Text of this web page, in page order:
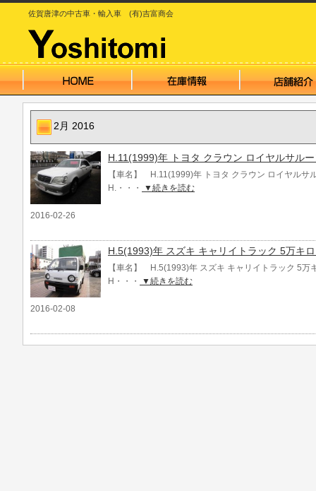
佐賀唐津の中古車・輸入車 (有)吉富商会
2月 2016
H.11(1999)年 トヨタ クラウン ロイヤルサル
【車名】 H.11(1999)年 トヨタ クラウン ロイヤル
H.・・・
▼続きを読む
2016-02-26
H.5(1993)年 スズキ キャリイトラック 5万キ
【車名】 H.5(1993)年 スズキ キャリイトラック 5
H・・・
▼続きを読む
2016-02-08